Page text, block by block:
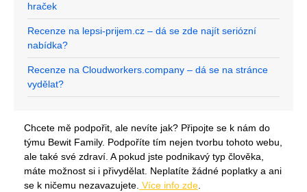
hraček
Recenze na lepsi-prijem.cz – dá se zde najít seriózní
nabídka?
Recenze na Cloudworkers.company – dá se na stránce
vydělat?
Chcete mě podpořit, ale nevíte jak? Připojte se k nám do
týmu Bewit Family. Podpoříte tím nejen tvorbu tohoto webu,
ale také své zdraví. A pokud jste podnikavý typ člověka,
máte možnost si i přivydělat. Neplatíte žádné poplatky a ani
se k ničemu nezavazujete. Více info zde.